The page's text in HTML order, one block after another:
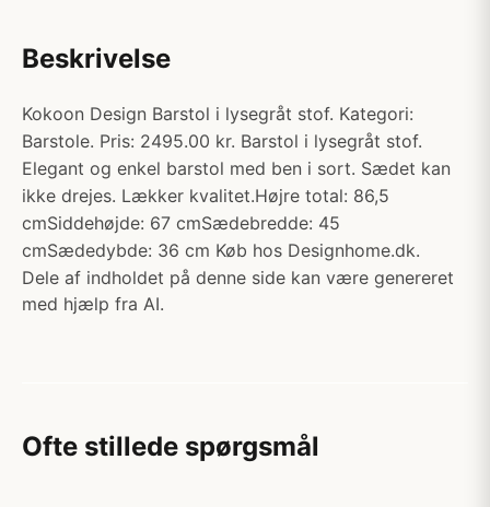
Beskrivelse
Kokoon Design Barstol i lysegråt stof. Kategori:
Barstole. Pris: 2495.00 kr. Barstol i lysegråt stof.
Elegant og enkel barstol med ben i sort. Sædet kan
ikke drejes. Lækker kvalitet.Højre total: 86,5
cmSiddehøjde: 67 cmSædebredde: 45
cmSædedybde: 36 cm Køb hos Designhome.dk.
Dele af indholdet på denne side kan være genereret
med hjælp fra AI.
Ofte stillede spørgsmål